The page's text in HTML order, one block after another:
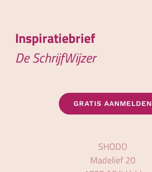
Inspiratiebrief
De SchrijfWijzer
GRATIS AANMELDEN
SHODO
Madelief 20